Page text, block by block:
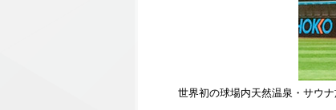
世界初の球場内天然温泉・サウ